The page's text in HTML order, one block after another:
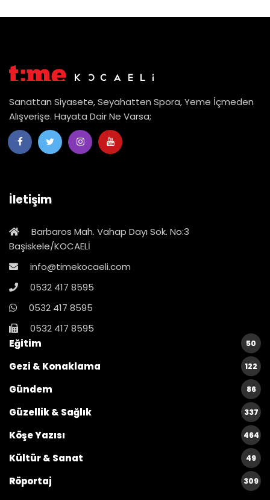
Sanattan Siyasete, Seyahatten Spora, Yeme İçmeden
Alışverişe. Hayata Dair Ne Varsa;
İletişim
Barbaros Mah. Vahap Dayı Sok. No:3
Başiskele/KOCAELİ
info@timekocaeli.com
0532 417 8595
0532 417 8595
0532 417 8595
Eğitim
50
Gezi & Konaklama 122
Gündem 86
Güzellik & Sağlık 337
Köşe Yazısı 464
Kültür & Sanat 49
Röportaj 309